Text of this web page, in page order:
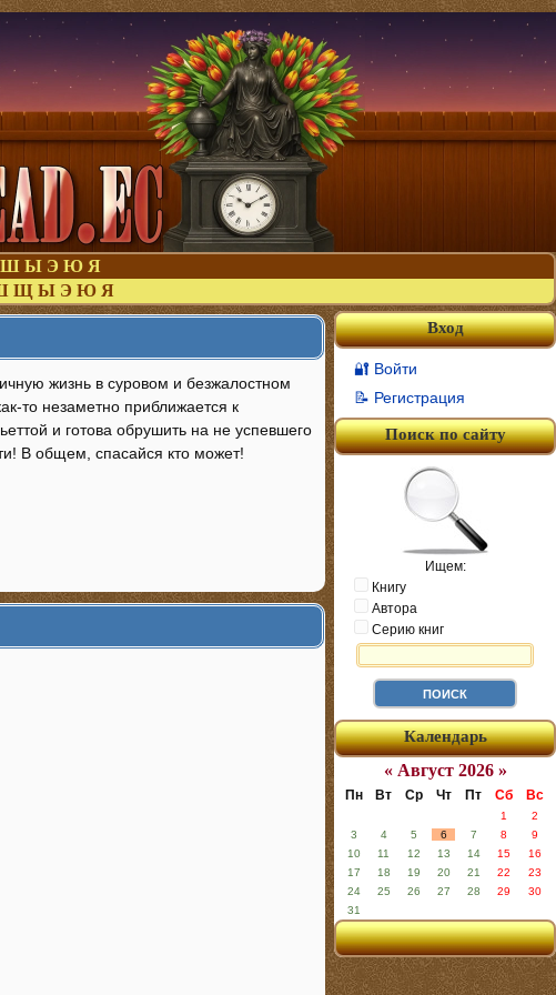
Ш Ы Э Ю Я
Щ Ы Э Ю Я
жизнь в суровом и безжалостном
то незаметно приближается к
и готова обрушить на не успевшего
В общем, спасайся кто может!
Вход
🔐 Войти
📝 Регистрация
Поиск по сайту
Ищем:
Книгу
Автора
Серию книг
Календарь
« Август 2026 »
Пн Вт Ср Чт Пт Сб Вс
1
2
3
4 5 6 7 8
9
10
11 12 13 14 15
16
17
18 19 20 21 22
23
24
25 26 27 28 29
30
31